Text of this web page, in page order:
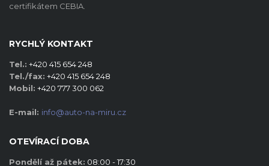
certifikátem CEBIA.
RYCHLÝ KONTAKT
Tel.: +420 415 654 248
Tel./fax: +420 415 654 248
Mobil: +420 777 300 062
E-mail: info@auto-na-miru.cz
OTEVÍRACÍ DOBA
Pondělí až pátek: 08:00 - 17:30